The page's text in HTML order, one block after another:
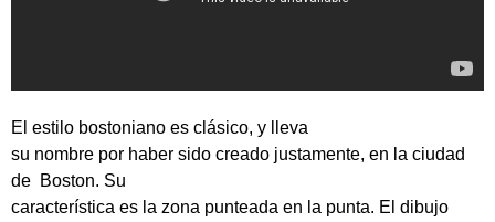
El estilo bostoniano es clásico, y lleva
su nombre por haber sido creado justamente, en la ciudad
de Boston. Su
característica es la zona punteada en la punta. El dibujo